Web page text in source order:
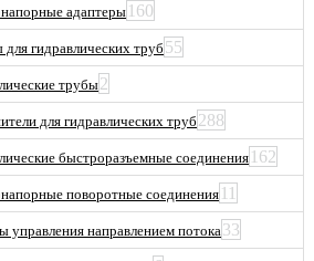
адаптеры 160
гидравлических труб55
трубы2
для гидравлических труб 288
быстроразъемные соединения 162
поворотные соединения 11
управления направлением потока33